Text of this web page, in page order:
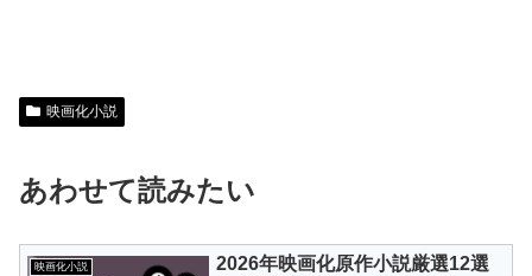
映画化小説
あわせて読みたい
映画化小説
2026年映画化原作小説厳選12選